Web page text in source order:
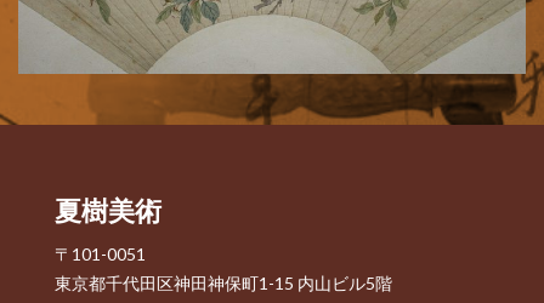
夏樹美術
〒101-0051
東京都千代田区神田神保町1-15 内山ビル5階